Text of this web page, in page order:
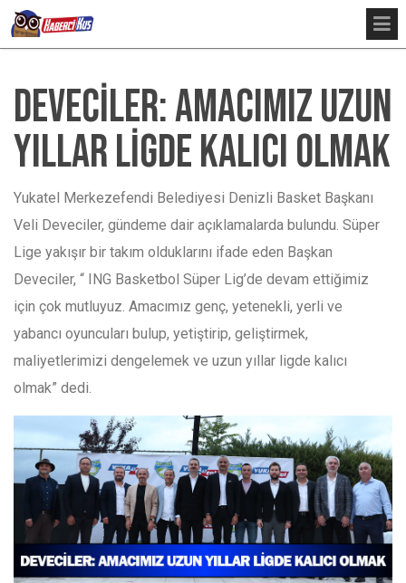
DEVECİLER: AMACIMIZ UZUN
YILLAR LİGDE KALICI OLMAK
Yukatel Merkezefendi Belediyesi Denizli Basket Başkanı
Veli Deveciler, gündeme dair açıklamalarda bulundu. Süper
Lige yakışır bir takım olduklarını ifade eden Başkan
Deveciler, “ ING Basketbol Süper Lig’de devam ettiğimiz
için çok mutluyuz. Amacımız genç, yetenekli, yerli ve
yabancı oyuncuları bulup, yetiştirip, geliştirmek,
maliyetlerimizi dengelemek ve uzun yıllar ligde kalıcı
olmak” dedi.